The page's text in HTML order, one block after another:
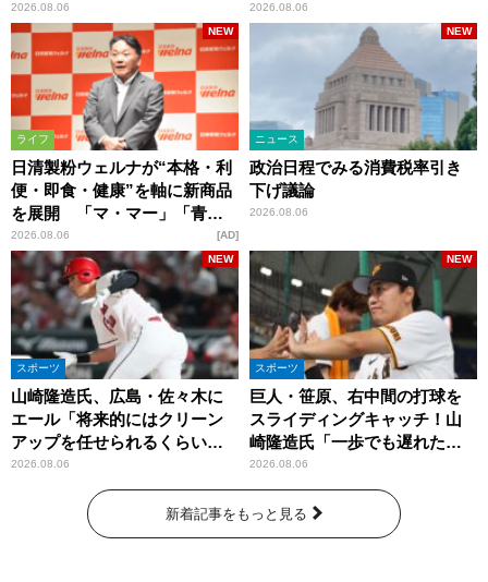
2026.08.06 2026.08.06
ライフ
日清製粉ウェルナが“本格・利
便・即食・健康”を軸に新商品
を展開 「マ・マー」「青の
洞窟」ブランドを強化
2026.08.06
NEW
AD
ニュース
政治日程でみる消費税率引き
下げ議論
2026.08.06
NEW
スポーツ
山崎隆造氏、広島・佐々木に
エール「将来的にはクリーン
アップを任せられるくらいま
では成長して」
2026.08.06
NEW
スポーツ
巨人・笹原、右中間の打球を
スライディングキャッチ！山
崎隆造氏「一歩でも遅れた
ら…」
2026.08.06
NEW
新着記事をもっと見る